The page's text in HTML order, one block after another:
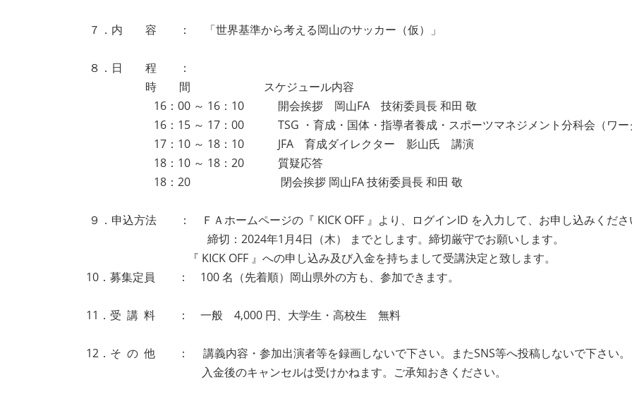
７．内 容 ： 「世界基準から考える岡山のサッカー（仮）」
８．日 程 ：
時 間 スケジュール内容
16：00 ～ 16：10 開会挨拶 岡山FA 技術委員長 和田 敬
16：15 ～ 17：00 TSG ・育成・国体・指導者養成・スポーツマネジメント分科会（ワー
17：10 ～ 18：10 JFA 育成ダイレクター 影山氏 講演
18：10 ～ 18：20 質疑応答
18：20 閉会挨拶 岡山FA 技術委員長 和田 敬
９．申込方法 ： ＦＡホームページの『 KICK OFF 』より、ログインID を入力して、お申し込みくださ
締切：2024年1月4日（木） までとします。締切厳守でお願いします。
『 KICK OFF 』への申し込み及び入金を持ちまして受講決定と致します。
10．募集定員 ： 100 名（先着順）岡山県外の方も、参加できます。
11．受 講 料 ： 一般 4,000 円、大学生・高校生 無料
12．そ の 他 ： 講義内容・参加出演者等を録画しないで下さい。またSNS等へ投稿しないで下さい。
入金後のキャンセルは受けかねます。ご承知おきください。